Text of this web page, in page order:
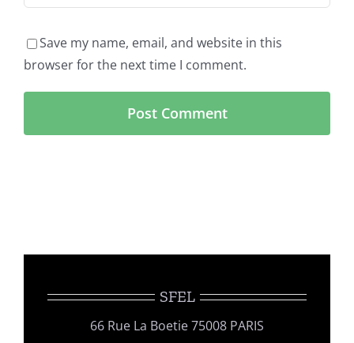
Save my name, email, and website in this
browser for the next time I comment.
SFEL
66 Rue La Boetie 75008 PARIS